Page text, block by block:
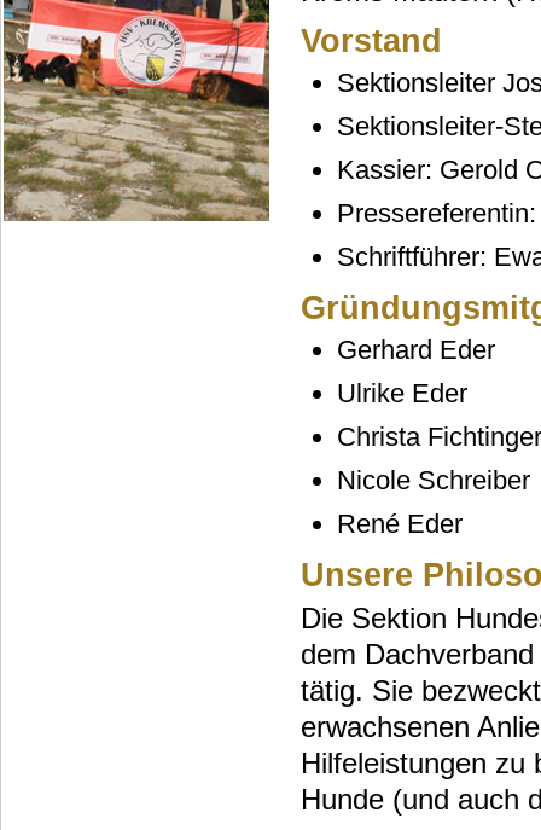
Vorstand
Sektionsleiter
Sektionsleiter-
Kassier: Gerold
Schriftführer:
Gerhard Eder
Ulrike Eder
Christa Fichtinger
Nicole Schreiber
René Eder
Unsere
Die Sektion
dem
tätig. Sie
erwachsenen
Hilfeleistungen zu
Hunde (und auch